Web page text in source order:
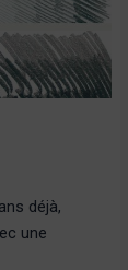
déjà,
une